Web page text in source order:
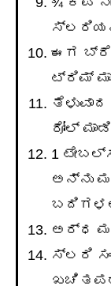
ಈಗ
ಟ್ರಿಮ್
ರೋಲ್
1
ಅನ್ನು
ಅರ್ಧ
ಸ್ಲರಿ